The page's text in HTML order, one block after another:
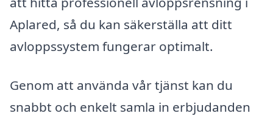
Aplared, så du kan säkerställa att ditt
avloppssystem fungerar optimalt.
Genom att använda vår tjänst kan du
snabbt och enkelt samla in erbjudanden